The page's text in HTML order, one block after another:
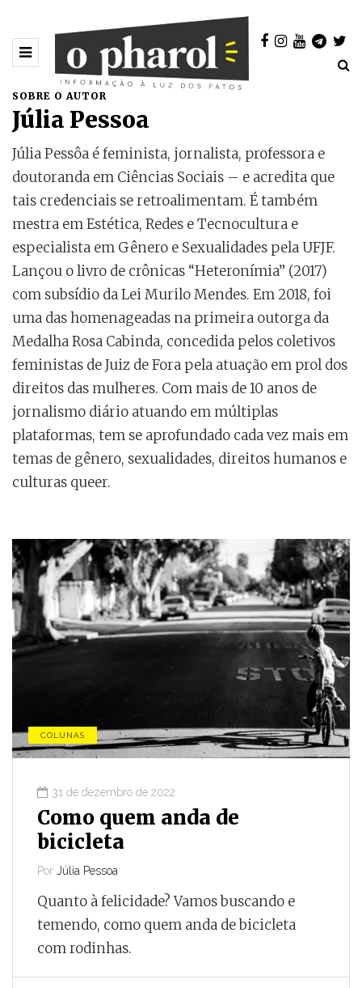
SOBRE O AUTOR
Júlia Pessoa
Júlia Pessôa é feminista, jornalista, professora e
doutoranda em Ciências Sociais – e acredita que
tais credenciais se retroalimentam. É também
mestra em Estética, Redes e Tecnocultura e
especialista em Gênero e Sexualidades pela UFJF.
Lançou o livro de crônicas “Heteronímia” (2017)
com subsídio da Lei Murilo Mendes. Em 2018, foi
uma das homenageadas na primeira outorga da
Medalha Rosa Cabinda, concedida pelos coletivos
feministas de Juiz de Fora pela atuação em prol dos
direitos das mulheres. Com mais de 10 anos de
jornalismo diário atuando em múltiplas
plataformas, tem se aprofundado cada vez mais em
temas de gênero, sexualidades, direitos humanos e
culturas queer.
COLUNAS
31 de dezembro de 2022
Como quem anda de
bicicleta
Por Júlia Pessoa
Quanto à felicidade? Vamos buscando e
temendo, como quem anda de bicicleta
com rodinhas.